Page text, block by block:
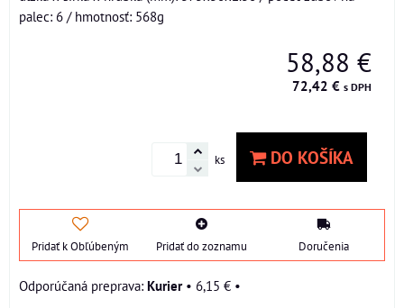
palec: 6 / hmotnosť: 568g
58,88 €
72,42 € s DPH
ks DO KOŠÍKA
Pridať k Obľúbeným Pridať do zoznamu Doručenia
Kurier• 6,15 € •